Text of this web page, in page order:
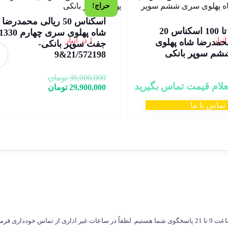
بسته 1 تا 100 اسکناس 20
شاه پهلوی
سوپر بانکی
قیمت تماس بگیرید
تماس با ما
حراج!
1 در انبار
اسکناس 50 ریالی محمدرضا
جفت سوپر بانکی-
21/572198&9
36,000,000 تومان
29,900,000 تومان
در ساعات غیر اداری از تماس خودداری فرمایید.